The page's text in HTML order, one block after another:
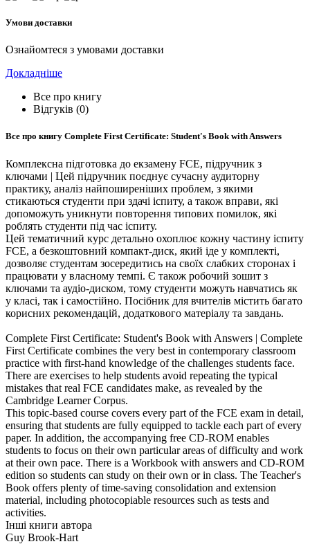
Умови доставки
Ознайомтеся з умовами доставки
Докладніше
Все про книгу
Відгуків (0)
Все про книгу Complete First Certificate: Student's Book with Answers
Комплексна підготовка до екзамену FCE, підручник з
ключами | Цей підручник поєднує сучасну аудиторну
практику, аналіз найпоширеніших проблем, з якими
стикаються студенти при здачі іспиту, а також вправи, які
допоможуть уникнути повторення типових помилок, які
роблять студенти під час іспиту.
Цей тематичний курс детально охоплює кожну частину іспиту
FCE, а безкоштовний компакт-диск, який іде у комплекті,
дозволяє студентам зосередитись на своїх слабких сторонах і
працювати у власному темпі. Є також робочий зошит з
ключами та аудіо-диском, тому студенти можуть навчатись як
у класі, так і самостійно. Посібник для вчителів містить багато
корисних рекомендацій, додаткового матеріалу та завдань.
Complete First Certificate: Student's Book with Answers | Complete
First Certificate combines the very best in contemporary classroom
practice with first-hand knowledge of the challenges students face.
There are exercises to help students avoid repeating the typical
mistakes that real FCE candidates make, as revealed by the
Cambridge Learner Corpus.
This topic-based course covers every part of the FCE exam in detail,
ensuring that students are fully equipped to tackle each part of every
paper. In addition, the accompanying free CD-ROM enables
students to focus on their own particular areas of difficulty and work
at their own pace. There is a Workbook with answers and CD-ROM
edition so students can study on their own or in class. The Teacher's
Book offers plenty of time-saving consolidation and extension
material, including photocopiable resources such as tests and
activities.
Інші книги автора
Guy Brook-Hart